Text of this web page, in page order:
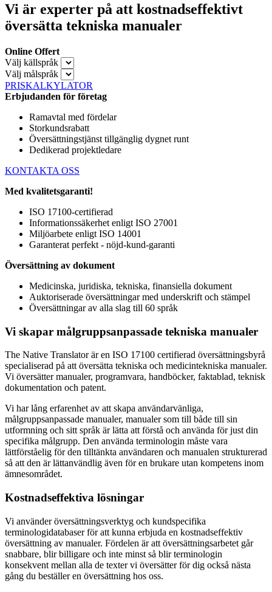
Vi är experter på att kostnadseffektivt
översätta tekniska manualer
Online Offert
Välj källspråk
Välj målspråk
PRISKALKYLATOR
Erbjudanden för företag
Ramavtal med fördelar
Storkundsrabatt
Översättningstjänst tillgänglig dygnet runt
Dedikerad projektledare
KONTAKTA OSS
Med kvalitetsgaranti!
ISO 17100-certifierad
Informationssäkerhet enligt ISO 27001
Miljöarbete enligt ISO 14001
Garanterat perfekt - nöjd-kund-garanti
Översättning av dokument
Medicinska, juridiska, tekniska, finansiella dokument
Auktoriserade översättningar med underskrift och stämpel
Översättningar av alla slag till 60 språk
Vi skapar målgruppsanpassade tekniska manualer
The Native Translator är en ISO 17100 certifierad översättningsbyrå
specialiserad på att översätta tekniska och medicintekniska manualer.
Vi översätter manualer, programvara, handböcker, faktablad, teknisk
dokumentation och patent.
Vi har lång erfarenhet av att skapa användarvänliga,
målgruppsanpassade manualer, manualer som till både till sin
utformning och sitt språk är lätta att förstå och använda för just din
specifika målgrupp. Den använda terminologin måste vara
lättförståelig för den tilltänkta användaren och manualen strukturerad
så att den är lättanvändlig även för en brukare utan kompetens inom
ämnesområdet.
Kostnadseffektiva lösningar
Vi använder översättningsverktyg och kundspecifika
terminologidatabaser för att kunna erbjuda en kostnadseffektiv
översättning av manualer. Fördelen är att översättningsarbetet går
snabbare, blir billigare och inte minst så blir terminologin
konsekvent mellan alla de texter vi översätter för dig också nästa
gång du beställer en översättning hos oss.